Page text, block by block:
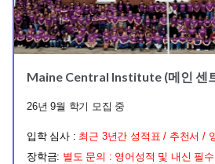
Maine Central Institute (메인 센
26년 9월 학기 모집 중
입학 심사 : 최근 3년간 성적표 / 추천서 /
장학금: 별도 문의 : 영어성적 및 내신 필수